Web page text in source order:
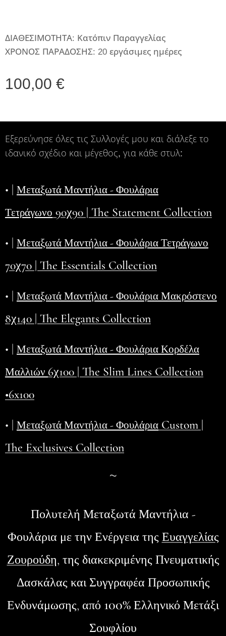
ΔΙΑΘΕΣΙΜΟΤΗΤΑ: Κατόπιν Παραγγελίας
ΧΡΟΝΟΣ ΠΑΡΑΔΟΣΗΣ: 20 εργάσιμες ημέρες
100,00 €
Εξερεύνησε όλες τις Συλλογές μου και διάλεξε το
ιδανικό σχέδιο και μέγεθος, για κάθε στυλ:
• | Μεταξωτά Μαντήλια - Φουλάρια
Τετράγωνο 90χ90 | The Statement Collection
• | Μεταξωτά Μαντήλια - Φουλάρια Τετράγωνο
70χ70 | The Essentials Collection
• | Μεταξωτά Μαντήλια - Φουλάρια Μακρόστενο
8χ140 | The Elegants Collection
• | Μεταξωτά Μαντήλια - Φουλάρια Κορδέλα
Μαλλιών 6χ100 | The Slim Lines Collection
•6x100
• | Μεταξωτά Μαντήλια - Φουλάρια Custom |
The Exclusives Collection
~
Πολυτελή Μεταξωτά Μαντήλια -
Φουλάρια με την Ενέργεια της Ευαγγελίας
Ζουρούδη, της διακεκριμένης Πνευματικής
Δασκάλας και Συγγραφέα Προσωπικής
Ενδυνάμωσης, από 100% Ελληνικό Μετάξι
Σουφλίου